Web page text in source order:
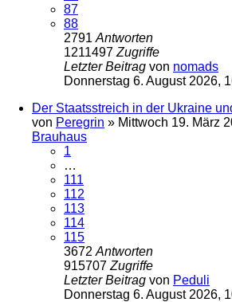
87
88
2791 Antworten
1211497 Zugriffe
Letzter Beitrag von nomads
Donnerstag 6. August 2026,
Der Staatsstreich in der Ukraine
von Peregrin » Mittwoch 19. März
Brauhaus
1
…
111
112
113
114
115
3672 Antworten
915707 Zugriffe
Letzter Beitrag von Peduli
Donnerstag 6. August 2026,